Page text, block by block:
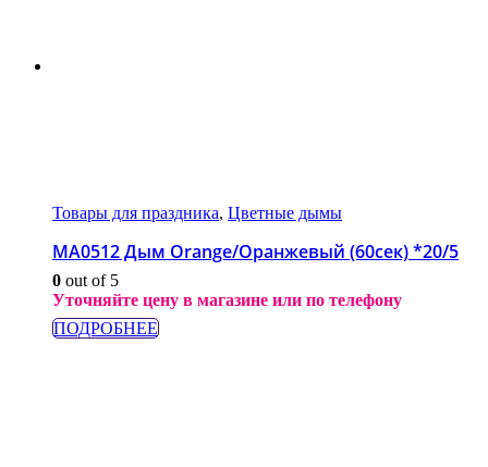
Товары для праздника, Цветные дымы
МА0512 Дым Orange/Оранжевый (60сек) *20/5
0 out of 5
Уточняйте цену в магазине или по телефону
ПОДРОБНЕЕ